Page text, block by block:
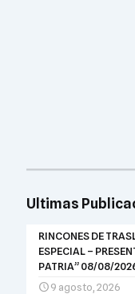
Ultimas
RINCONES DE
ESPECIAL –
PATRIA” 08/08/
9 agosto, 2026